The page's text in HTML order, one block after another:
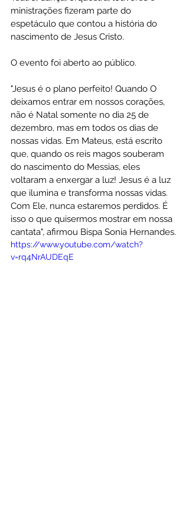
ministrações fizeram parte do
espetáculo que contou a história do
nascimento de Jesus Cristo.
O evento foi aberto ao público.
"Jesus é o plano perfeito! Quando O
deixamos entrar em nossos corações,
não é Natal somente no dia 25 de
dezembro, mas em todos os dias de
nossas vidas. Em Mateus, está escrito
que, quando os reis magos souberam
do nascimento do Messias, eles
voltaram a enxergar a luz! Jesus é a luz
que ilumina e transforma nossas vidas.
Com Ele, nunca estaremos perdidos. É
isso o que quisermos mostrar em nossa
cantata", afirmou Bispa Sonia Hernandes.
https://www.youtube.com/watch?
v=rq4NrAUDEqE